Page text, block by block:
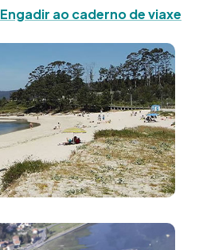
Engadir ao caderno de viaxe